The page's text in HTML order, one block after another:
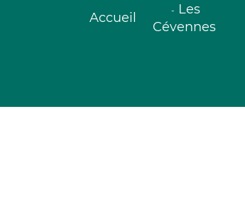
Accueil
Les
Cévennes